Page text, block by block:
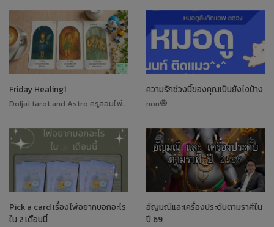
Friday Healing1
Doljai tarot and Astro ครูสอนไพ่ทาโรต์
ความรักช่วงนี้ของคุณเป็นยังไงบ้าง
non🧿
Pick a card เรื่องไพ่อยากบอกอะไร
ใน 2 เดือนนี้
อัญมณีและเครื่องประดับตามราศีใน
ปี 69